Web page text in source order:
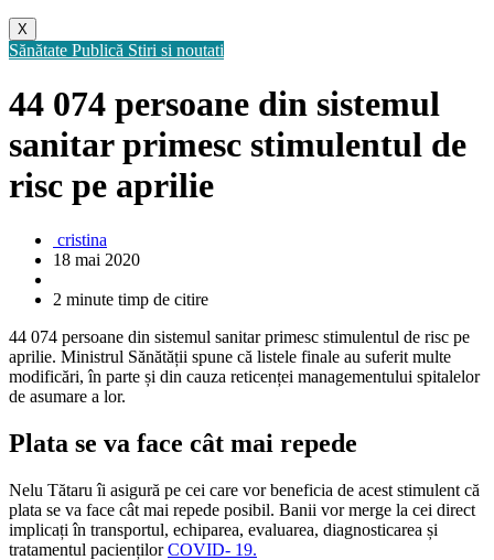
X
Sănătate Publică Stiri si noutati
44 074 persoane din sistemul
sanitar primesc stimulentul de
risc pe aprilie
cristina
18 mai 2020
2 minute timp de citire
44 074 persoane din sistemul sanitar primesc stimulentul de risc pe
aprilie. Ministrul Sănătății spune că listele finale au suferit multe
modificări, în parte și din cauza reticenței managementului spitalelor
de asumare a lor.
Plata se va face cât mai repede
Nelu Tătaru îi asigură pe cei care vor beneficia de acest stimulent că
plata se va face cât mai repede posibil. Banii vor merge la cei direct
implicați în transportul, echiparea, evaluarea, diagnosticarea și
tratamentul paciențilorCOVID- 19.